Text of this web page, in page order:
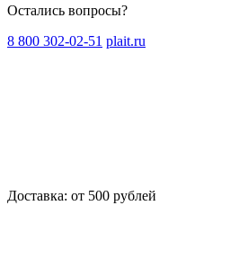
Остались вопросы?
8 800 302-02-51 plait.ru
Доставка: от 500 рублей